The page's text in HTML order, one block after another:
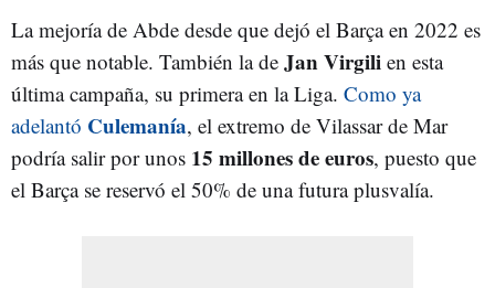
La mejoría de Abde desde que dejó el Barça en 2022 es
más que notable. También la de Jan Virgili en esta
última campaña, su primera en la Liga. Como ya
adelantó Culemanía, el extremo de Vilassar de Mar
podría salir por unos 15 millones de euros, puesto que
el Barça se reservó el 50% de una futura plusvalía.